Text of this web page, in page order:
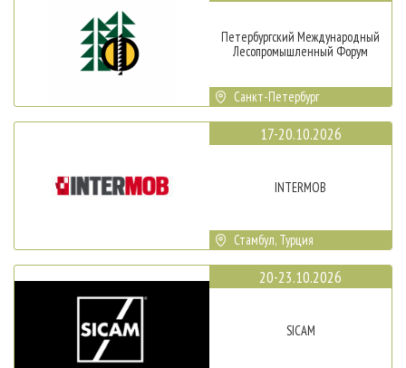
Петербургский Международный
Лесопромышленный Форум
Санкт-Петербург
17-20.10.2026
INTERMOB
Стамбул, Турция
20-23.10.2026
SICAM